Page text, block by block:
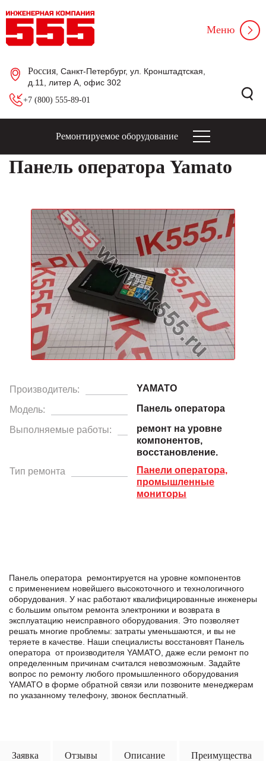
Россия , Санкт-Петербург, ул. Кронштадтская,
д.11, литер А, офис 302
+7 (800) 555-89-01
Меню
Ремонтируемое оборудование
Панель оператора Yamato
Производитель: YAMATO
Модель: Панель оператора
Выполняемые работы:
ремонт на уровне
компонентов,
восстановление.
Тип ремонта
Панели оператора,
промышленные
мониторы
Панель оператора ремонтируется на уровне компонентов
с применением новейшего высокоточного и технологичного
оборудования. У нас работают квалифицированные инженеры
с большим опытом ремонта электроники и возврата в
эксплуатацию неисправного оборудования. Это позволяет
решать многие проблемы: затраты уменьшаются, и вы не
теряете в качестве. Наши специалисты восстановят Панель
оператора от производителя YAMATO, даже если ремонт по
определенным причинам считался невозможным. Задайте
вопрос по ремонту любого промышленного оборудования
YAMATO в формe обратной связи или позвоните менеджерам
по указанному телефону, звонок бесплатный.
Заявка Отзывы Описание Преимущества